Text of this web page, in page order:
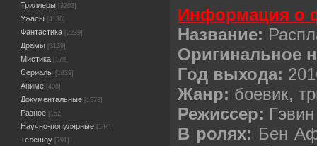
Триллеры [3203]
Ужасы [4136]
Фантастика [2239]
Драмы [3139]
Мистика [179]
Сериалы [1839]
Аниме [408]
Документальные [1573]
Разное [152]
Научно-популярные [144]
Телешоу [791]
Информация о
Название:
Оригинальное
Год выхода:
Жанр: боевик,
Режиссер:
В ролях: Бен